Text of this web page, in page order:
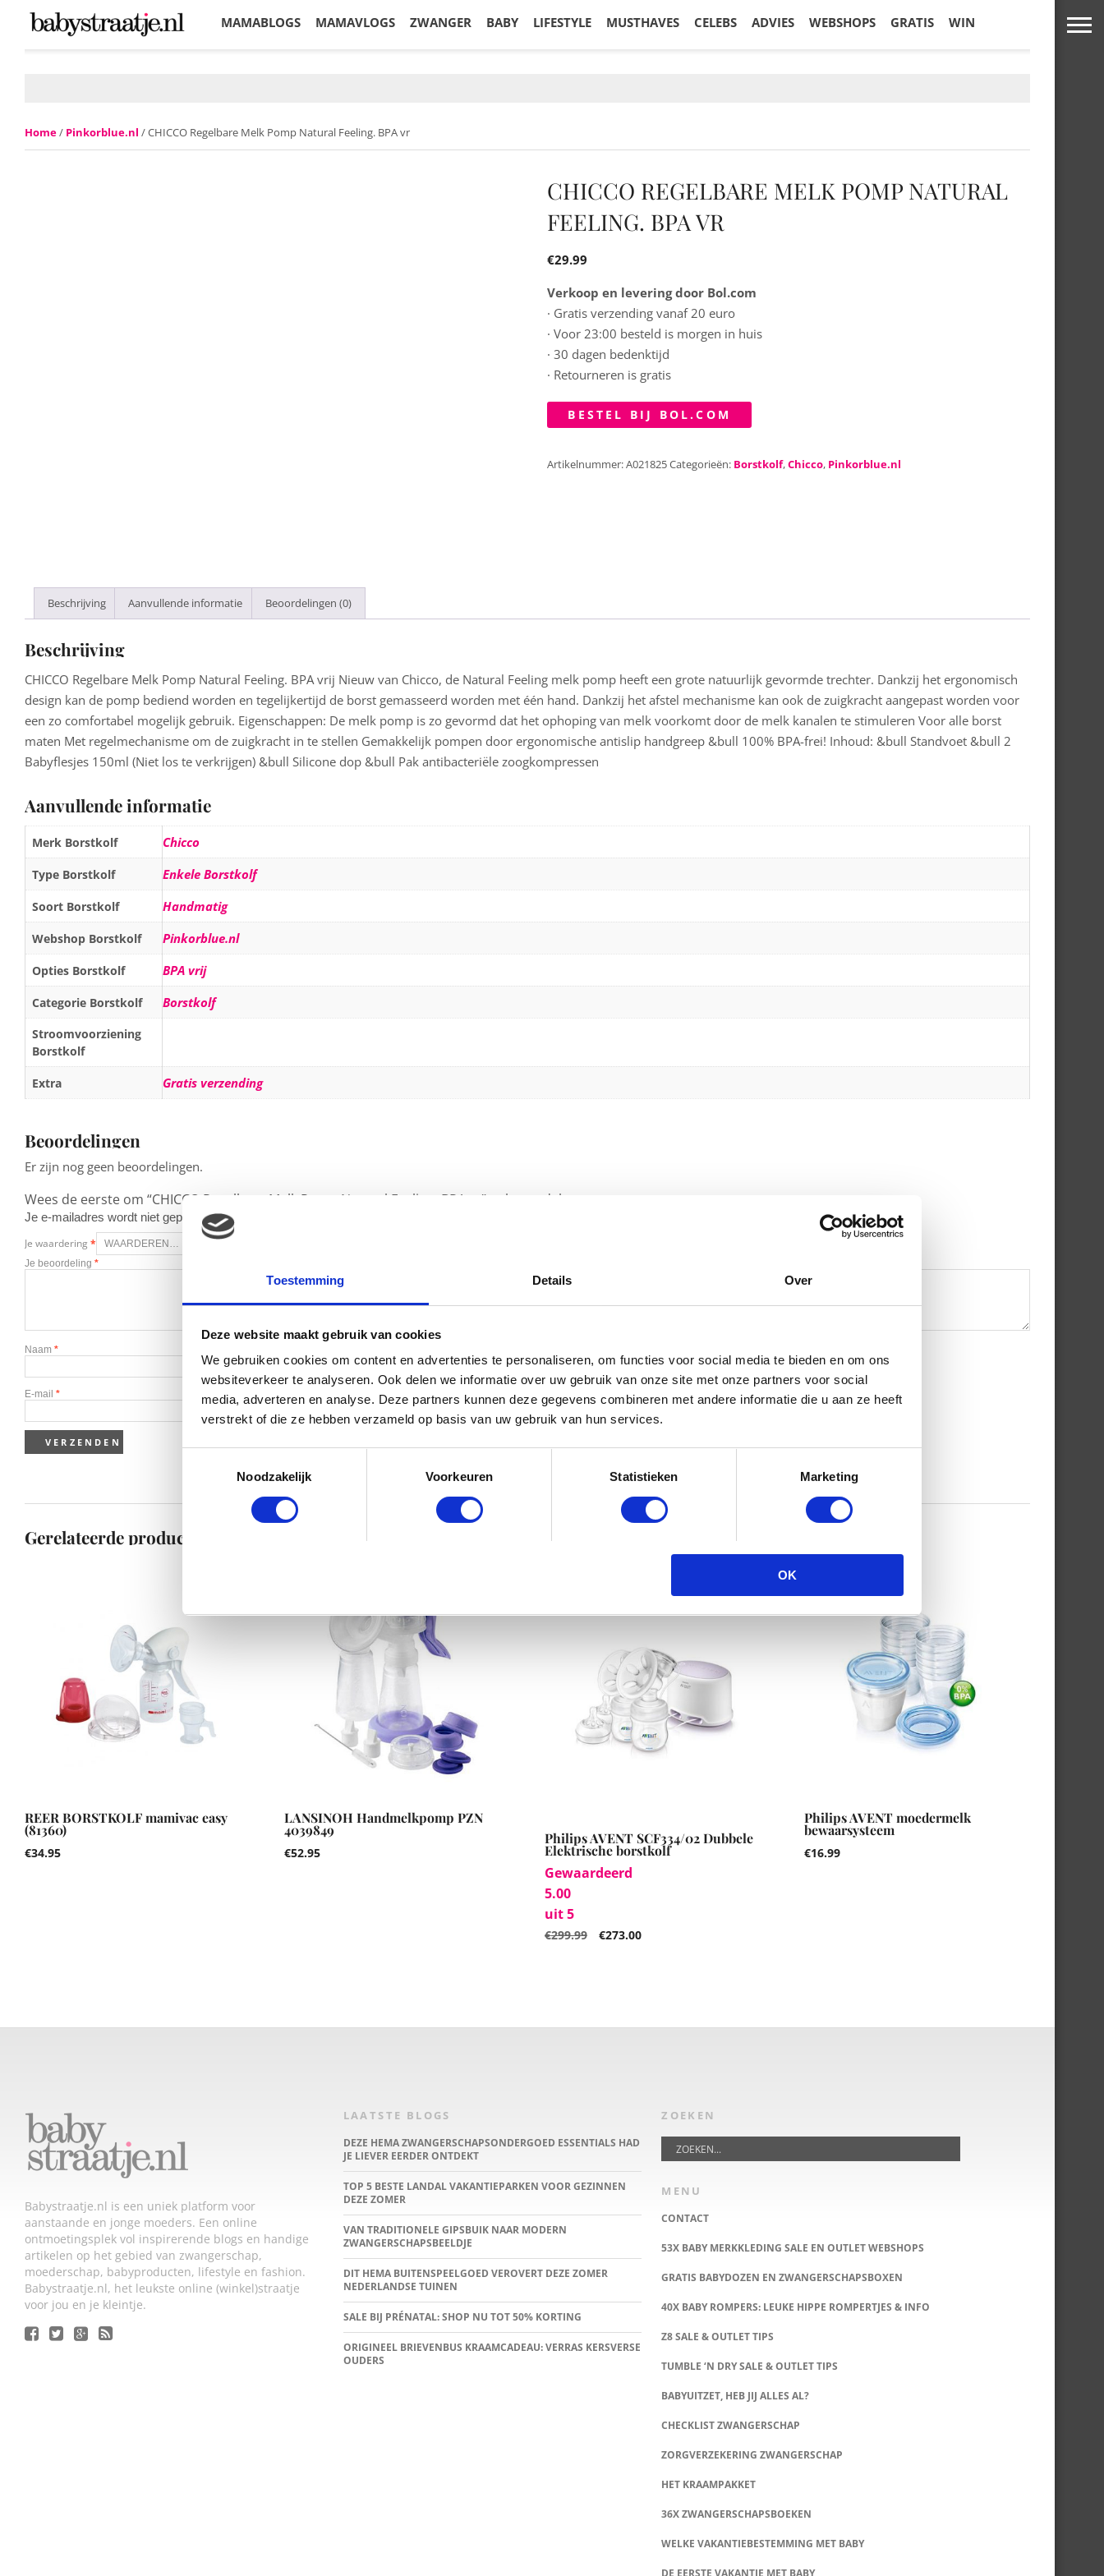
Toestemming Details Over
Deze website maakt gebruik van cookies
We gebruiken cookies om content en advertenties te personaliseren, om functies voor social media te bieden en om ons
websiteverkeer te analyseren. Ook delen we informatie over uw gebruik van onze site met onze partners voor social
media, adverteren en analyse. Deze partners kunnen deze gegevens combineren met andere informatie die u aan ze heeft
verstrekt of die ze hebben verzameld op basis van uw gebruik van hun services.
Noodzakelijk
Voorkeuren Statistieken Marketing
OK
MAMABLOGS MAMAVLOGS ZWANGER BABY LIFESTYLE MUSTHAVES CELEBS ADVIES WEBSHOPS GRATIS WIN
Home/ Pinkorblue.nl / CHICCO Regelbare Melk Pomp Natural Feeling. BPA vr
CHICCO REGELBARE MELK POMP NATURAL
FEELING. BPA VR
€29.99
Verkoop en levering door Bol.com
· Gratis verzending vanaf 20 euro
· Voor 23:00 besteld is morgen in huis
· 30 dagen bedenktijd
· Retourneren is gratis
BESTEL BIJ BOL.COM
Artikelnummer:A021825Categorieën: Borstkolf,Chicco, Pinkorblue.nl
Beschrijving Aanvullende informatie Beoordelingen (0)
Beschrijving
CHICCO Regelbare Melk Pomp Natural Feeling. BPA vrij Nieuw van Chicco, de Natural Feeling melk pomp heeft een grote natuurlijk gevormde trechter. Dankzij het ergonomisch
design kan de pomp bediend worden en tegelijkertijd de borst gemasseerd worden met één hand. Dankzij het afstel mechanisme kan ook de zuigkracht aangepast worden voor
een zo comfortabel mogelijk gebruik. Eigenschappen: De melk pomp is zo gevormd dat het ophoping van melk voorkomt door de melk kanalen te stimuleren Voor alle borst
maten Met regelmechanisme om de zuigkracht in te stellen Gemakkelijk pompen door ergonomische antislip handgreep &bull 100% BPA-frei! Inhoud: &bull Standvoet &bull 2
Babyflesjes 150ml (Niet los te verkrijgen) &bull Silicone dop &bull Pak antibacteriële zoogkompressen
Aanvullende informatie
Merk Borstkolf Chicco
Type Borstkolf Enkele Borstkolf
Soort Borstkolf Handmatig
Webshop Borstkolf Pinkorblue.nl
Opties Borstkolf BPA vrij
Categorie Borstkolf Borstkolf
Stroomvoorziening
Borstkolf
Extra Gratis verzending
Beoordelingen
Er zijn nog geen beoordelingen.
Wees de eerste om “CHICCO Regelbare Melk Pomp Natural Feeling. BPA vr” te beoordelen
Je e-mailadres wordt niet gepubliceerd.
Je waardering *
Je beoordeling *
Naam *
E-mail *
Gerelateerde producten
REER BORSTKOLF mamivac easy
(81360)
€34.95
LANSINOH Handmelkpomp PZN
4039849
€52.95
Philips AVENT SCF334/02 Dubbele
Elektrische borstkolf
Gewaardeerd
5.00
uit 5
€299.99 €273.00
Philips AVENT moedermelk
bewaarsysteem
€16.99
Babystraatje.nl is een uniek platform voor
aanstaande en jonge moeders. Een online
ontmoetingsplek vol inspirerende blogs en handige
artikelen op het gebied van zwangerschap,
moederschap, babyproducten, lifestyle en fashion.
Babystraatje.nl, het leukste online (winkel)straatje
voor jou en je kleintje.
LAATSTE BLOGS
DEZE HEMA ZWANGERSCHAPSONDERGOED ESSENTIALS HAD
JE LIEVER EERDER ONTDEKT
TOP 5 BESTE LANDAL VAKANTIEPARKEN VOOR GEZINNEN
DEZE ZOMER
VAN TRADITIONELE GIPSBUIK NAAR MODERN
ZWANGERSCHAPSBEELDJE
DIT HEMA BUITENSPEELGOED VEROVERT DEZE ZOMER
NEDERLANDSE TUINEN
SALE BIJ PRÉNATAL: SHOP NU TOT 50% KORTING
ORIGINEEL BRIEVENBUS KRAAMCADEAU: VERRAS KERSVERSE
OUDERS
ZOEKEN
MENU
CONTACT
53X BABY MERKKLEDING SALE EN OUTLET WEBSHOPS
GRATIS BABYDOZEN EN ZWANGERSCHAPSBOXEN
40X BABY ROMPERS: LEUKE HIPPE ROMPERTJES & INFO
Z8 SALE & OUTLET TIPS
TUMBLE ‘N DRY SALE & OUTLET TIPS
BABYUITZET, HEB JIJ ALLES AL?
CHECKLIST ZWANGERSCHAP
ZORGVERZEKERING ZWANGERSCHAP
HET KRAAMPAKKET
36X ZWANGERSCHAPSBOEKEN
WELKE VAKANTIEBESTEMMING MET BABY
DE EERSTE VAKANTIE MET BABY